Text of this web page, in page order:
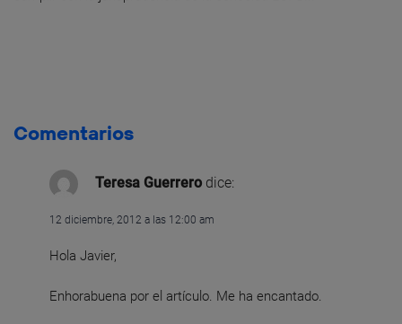
Comentarios
Teresa Guerrero dice:
12 diciembre, 2012 a las 12:00 am
Hola Javier,
Enhorabuena por el artículo. Me ha encantado.